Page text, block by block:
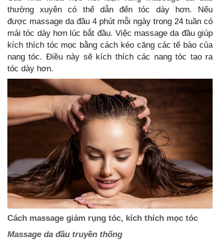
thường xuyên có thể dẫn đến tóc dày hơn. Nếu
được massage da đầu 4 phút mỗi ngày trong 24 tuần có
mái tóc dày hơn lúc bắt đầu.‏ ‏‏Việc massage da đầu giúp
kích thích tóc mọc bằng cách kéo căng các tế bào của
nang tóc. Điều này sẽ kích thích các nang tóc tạo ra
tóc dày hơn.
Massage da đầu truyền thống